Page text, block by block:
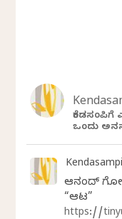
ಕೆಂಡಸಂಪಿಗೆ
ಒಂದು
ಆನಂದ್‌
“ಆಟ”
https://